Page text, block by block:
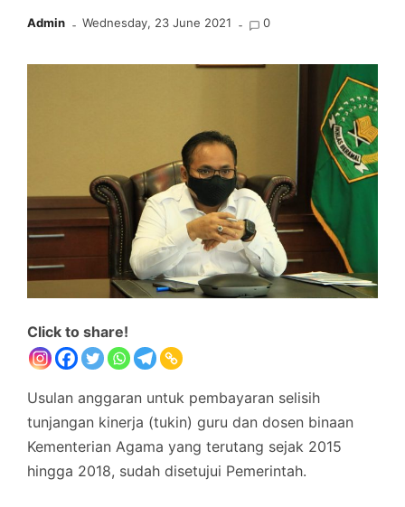
Admin Wednesday, 23 June 2021 0
Click to share!
Usulan anggaran untuk pembayaran selisih
tunjangan kinerja (tukin) guru dan dosen binaan
Kementerian Agama yang terutang sejak 2015
hingga 2018, sudah disetujui Pemerintah.